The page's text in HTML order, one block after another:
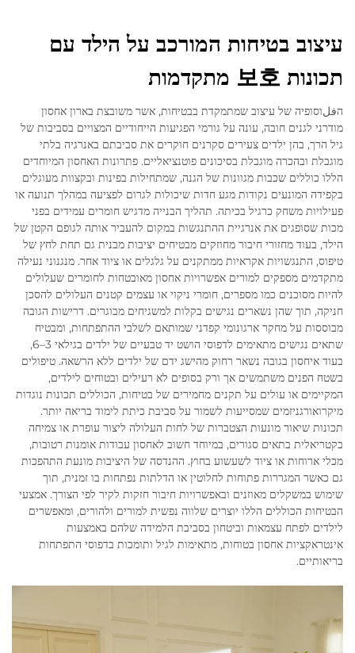
עיצוב בטיחות המורכב על הילד עם
תכונות 보호 מתקדמות
הفلוסופיה של עיצוב שמתמקדת בבטיחות, אשר משובצת בארון אחסון
מודרני לגנים חובה, עונה על גורמי הפגיעות הייחודיים המצויים בסביבות של
גיל הרך, בהן ילדים צעירים סקרנים חוקרים את סביבתם באנרגיה בלתי
מוגבלת ובהכרה מוגבלת בסיכונים פוטנציאליים. פתרונות האחסון המיוחדים
הללו כוללים שכבות מגוונות של הגנה, שמתחילות בפינות ובקצוות מעוגלים
בקפידה המונעים נקודות מגע חדות שיכולות לגרום לפציעה במהלך תנועה או
פעילויות משחק כרגיל בכיתה. תהליך הבנייה מדגיש חומרים עמידים בפני
מכות שסופגים את אנרגיית ההתנגשות במקום להעביר אותה לגופם הקטן של
הילד, בעוד מחזורי חיבור מחוזקים מבטיחים יציבות מבנית גם תחת לחץ של
טיפוס, התנגשויות אקראיות ממתקנים על גלגלים או ציוד אחר. מנגנוני נעילה
מתקדמים מספקים למורים אפשרויות אחסון מאובטחות לחומרים שעלולים
להיות מסוכנים כמו מספרים, חומרי ניקוי או עצמים קטנים העלולים להסכן
חניקה, תוך שהן נשארים נגישים בקלות למשגיחים מבוגרים. דרישות הגובה
מבוססות על מחקר ארגונומי קפדני שמותאם לשלבי ההתפתחות, ומבטיח
שתאים נגישים מתאימים לדפוסי הושט יד טבעיים של ילדים בגילאי 3–6,
בעוד איחסון בגובה נשאר רחוק מהישג ידם של ילדים ללא הרשאה. טיפולים
בשטח הפנים משתמשים אך ורק בסופים לא רעילים ובטוחים לילדים,
המקיימים או עולים על תקנים מחמירים של בטיחות, הכוללים תכונות נוגדות
מיקרואורגניזמים שמסייעות לשמור על סביבת כיתת לימוד בריאה יותר.
תכונות שיאור מונעות הצטברות של לחות העלולה ליצור עופרת או צמיחה
בקטריאלית בתאים סגורים, במיוחד חשוב לאחסון עבודות אומנות רטובות,
מכלי ארוחות או ציוד לשעשוע בחוץ. ההנדסה של היציבות מונעת התהפכות
גם כאשר המגררות פתוחות לחלוטין או הדלתות נפתחות בו זמנית, תוך
שימוש במשקלים מאוזנים ובאפשרויות חיבור חזקות לקיר לפי הצורך. אמצעי
הבטיחות הכוללים הללו יוצרים שלווה נפשית למורים ולהורים, ומאפשרים
לילדים לפתח עצמאות וביטחון בסביבת הלמידה שלהם באמצעות
אינטראקציות אחסון בטוחות, מתאימות לגיל ותומכות בדפוסי התפתחות
בריאותיים.